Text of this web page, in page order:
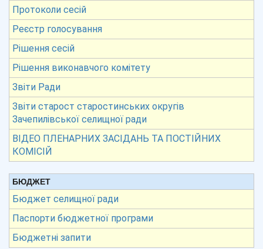
Протоколи сесій
Реєстр голосування
Рішення сесій
Рішення виконавчого комітету
Звіти Ради
Звіти старост старостинських округів
Зачепилівської селищної ради
ВІДЕО ПЛЕНАРНИХ ЗАСІДАНЬ ТА ПОСТІЙНИХ
КОМІСІЙ
БЮДЖЕТ
Бюджет селищної ради
Паспорти бюджетної програми
Бюджетні запити